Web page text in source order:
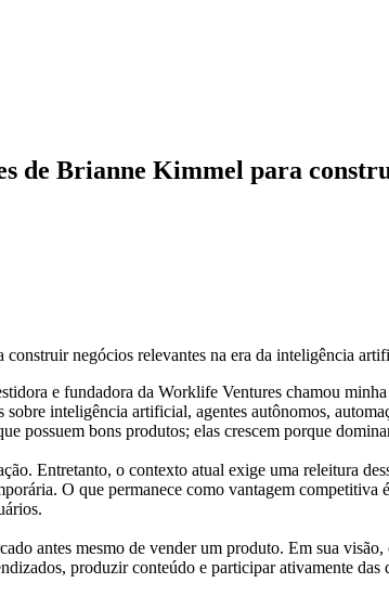
de Brianne Kimmel para
e fundadora da Worklife Ventures chamou
inteligência artificial, agentes autônomos,
possuem bons produtos; elas crescem porque
Entretanto, o contexto atual exige uma releitura
O que permanece como vantagem
antes mesmo de vender um produto. Em sua
produzir conteúdo e participar ativamente das